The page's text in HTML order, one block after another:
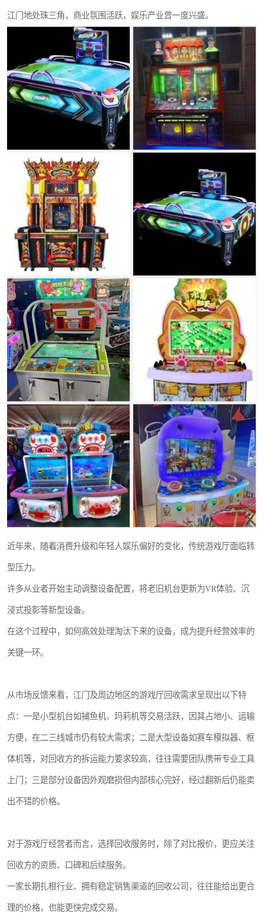
江门地处珠三角，商业氛围活跃，娱乐产业曾一度兴盛。
近年来，随着消费升级和年轻人娱乐偏好的变化，传统游戏厅面临转
型压力。
许多从业者开始主动调整设备配置，将老旧机台更新为VR体验、沉
浸式投影等新型设备。
在这个过程中，如何高效处理淘汰下来的设备，成为提升经营效率的
关键一环。
从市场反馈来看，江门及周边地区的游戏厅回收需求呈现出以下特
点：一是小型机台如捕鱼机、玛莉机等交易活跃，因其占地小、运输
方便，在二三线城市仍有较大需求；二是大型设备如赛车模拟器、框
体机等，对回收方的拆运能力要求较高，往往需要团队携带专业工具
上门；三是部分设备因外观磨损但内部核心完好，经过翻新后仍能卖
出不错的价格。
对于游戏厅经营者而言，选择回收服务时，除了对比报价，更应关注
回收方的资质、口碑和后续服务。
一家长期扎根行业、拥有稳定销售渠道的回收公司，往往能给出更合
理的价格，也能更快完成交易。